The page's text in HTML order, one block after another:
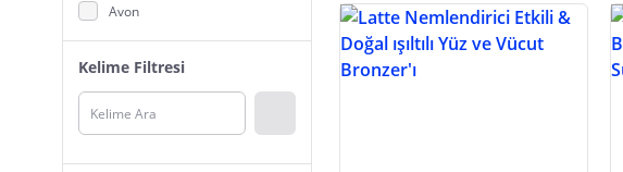
Avon
Charlotte Tilbury
INGLOT
NUXE
Kelime Filtresi